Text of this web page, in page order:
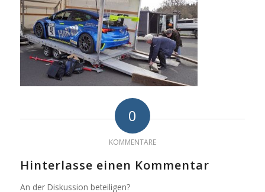
0
KOMMENTARE
Hinterlasse einen Kommentar
An der Diskussion beteiligen?